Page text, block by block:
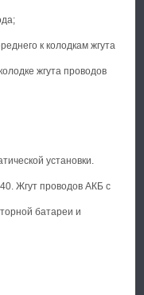
к колодкам жгута
жгута проводов
установки.
Жгут проводов АКБ с
батареи и